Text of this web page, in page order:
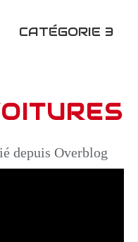
CATÉGORIE 3
depuis Overblog